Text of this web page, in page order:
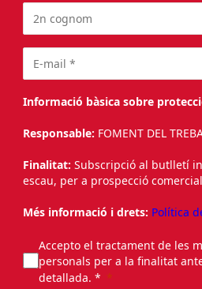
Informació bàsica sobre
Responsable: FOMENT DEL
Finalitat: Subscripció al butlletí
escau, per a prospecció
Més informació i drets: Política
Accepto el tractament de les
personals per a la finalitat
detallada. *